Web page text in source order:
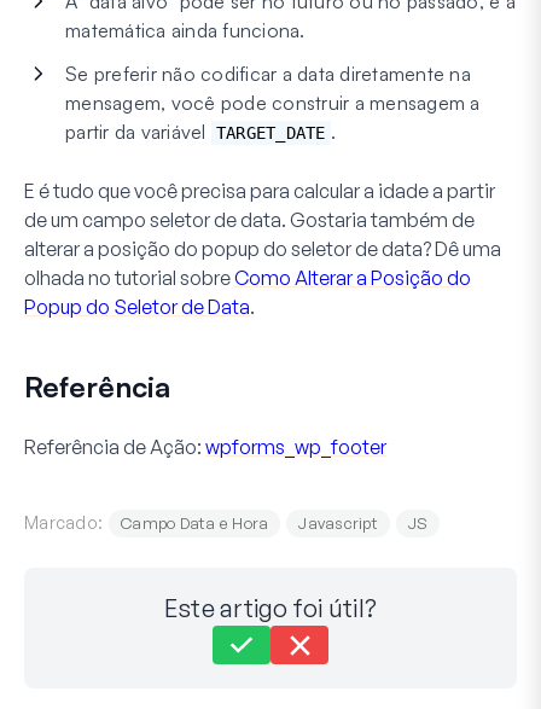
matemática ainda funciona.
Se preferir não codificar a data diretamente na
mensagem, você pode construir a mensagem a
partir da variável
TARGET_DATE .
E é tudo que você precisa para calcular a idade a partir
de um campo seletor de data. Gostaria também de
alterar a posição do popup do seletor de data? Dê uma
olhada no tutorial sobreComo Alterar a Posição do
Popup do Seletor de Data.
Referência
Referência de Ação: wpforms_wp_footer
Marcado: Campo Data e Hora Javascript JS
Este artigo foi útil?